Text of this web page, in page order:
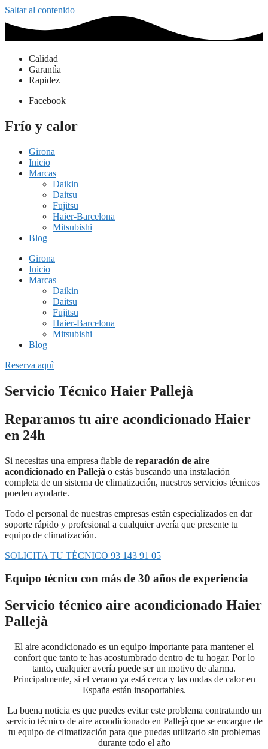
Saltar al contenido
Calidad
Garantìa
Rapidez
Facebook
Frío y calor
Girona
Inicio
Marcas
Daikin
Daitsu
Fujitsu
Haier-Barcelona
Mitsubishi
Blog
Girona
Inicio
Marcas
Daikin
Daitsu
Fujitsu
Haier-Barcelona
Mitsubishi
Blog
Reserva aquì
Servicio Técnico Haier Pallejà
Reparamos tu aire acondicionado Haier
en 24h
Si necesitas una empresa fiable de reparación de aire
acondicionado en Pallejà o estás buscando una instalación
completa de un sistema de climatización, nuestros servicios técnicos
pueden ayudarte.
Todo el personal de nuestras empresas están especializados en dar
soporte rápido y profesional a cualquier avería que presente tu
equipo de climatización.
SOLICITA TU TÉCNICO 93 143 91 05
Equipo técnico con más de 30 años de experiencia
Servicio técnico aire acondicionado Haier
Pallejà
El aire acondicionado es un equipo importante para mantener el
confort que tanto te has acostumbrado dentro de tu hogar. Por lo
tanto, cualquier avería puede ser un motivo de alarma.
Principalmente, si el verano ya está cerca y las ondas de calor en
España están insoportables.
La buena noticia es que puedes evitar este problema contratando un
servicio técnico de aire acondicionado en Pallejà que se encargue de
tu equipo de climatización para que puedas utilizarlo sin problemas
durante todo el año